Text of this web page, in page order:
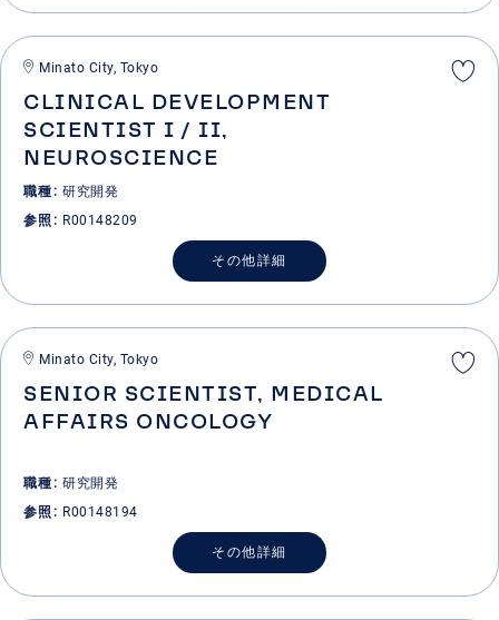
CLINICAL DEVELOPMENT
SCIENTIST I / II,
NEUROSCIENCE
Minato City, Tokyo
職種 研究開発
参照
R00148209
その他詳細
SENIOR SCIENTIST, MEDICAL
AFFAIRS ONCOLOGY
Minato City, Tokyo
職種 研究開発
参照
R00148194
その他詳細